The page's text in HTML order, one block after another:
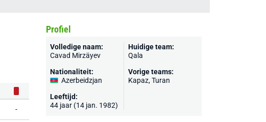
-
Profiel
Volledige naam:
Cavad Mirzäyev
Nationaliteit:
Azerbeidzjan
Leeftijd:
44 jaar (14 jan. 1982)
Huidige team:
Qala
Vorige teams:
Kapaz, Turan